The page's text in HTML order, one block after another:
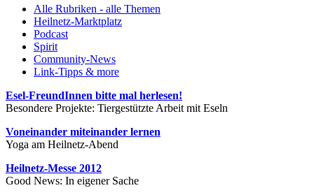
Alle Rubriken - alle Themen
Heilnetz-Marktplatz
Podcast
Spirit
Community-News
Link-Tipps & more
Esel-FreundInnen bitte mal herlesen!
Besondere Projekte: Tiergestützte Arbeit mit Eseln
Voneinander miteinander lernen
Yoga am Heilnetz-Abend
Heilnetz-Messe 2012
Good News: In eigener Sache